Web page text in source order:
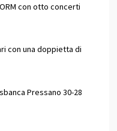
con otto concerti
con una doppietta di
Pressano 30-28